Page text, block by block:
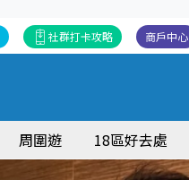
商戶中心
社群打卡攻略
周圍遊 18區好去處